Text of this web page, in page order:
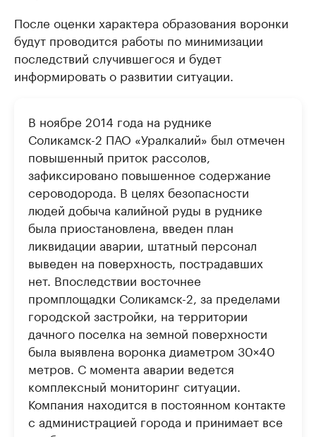
После оценки характера образования воронки
будут проводится работы по минимизации
последствий случившегося и будет
информировать о развитии ситуации.
В ноябре 2014 года на руднике
Соликамск-2 ПАО «Уралкалий» был отмечен
повышенный приток рассолов,
зафиксировано повышенное содержание
сероводорода. В целях безопасности
людей добыча калийной руды в руднике
была приостановлена, введен план
ликвидации аварии, штатный персонал
выведен на поверхность, пострадавших
нет. Впоследствии восточнее
промплощадки Соликамск-2, за пределами
городской застройки, на территории
дачного поселка на земной поверхности
была выявлена воронка диаметром 30×40
метров. С момента аварии ведется
комплексный мониторинг ситуации.
Компания находится в постоянном контакте
с администрацией города и принимает все